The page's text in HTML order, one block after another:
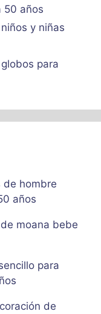
50 años
y niñas
para
de hombre
años
moana bebe
para
de